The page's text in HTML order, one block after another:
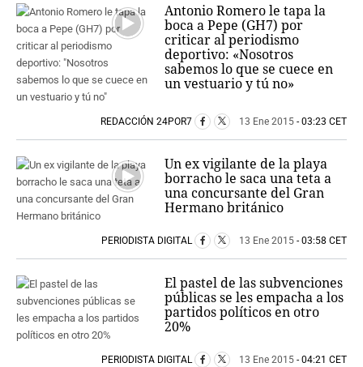
Antonio Romero le tapa la
boca a Pepe (GH7) por
criticar al periodismo
deportivo: «Nosotros
sabemos lo que se cuece en
un vestuario y tú no»
REDACCIÓN 24POR7 13 Ene 2015 - 03:23 CET
Un ex vigilante de la playa
borracho le saca una teta a
una concursante del Gran
Hermano británico
PERIODISTA DIGITAL 13 Ene 2015 - 03:58 CET
El pastel de las subvenciones
públicas se les empacha a los
partidos políticos en otro
20%
PERIODISTA DIGITAL 13 Ene 2015 - 04:21 CET